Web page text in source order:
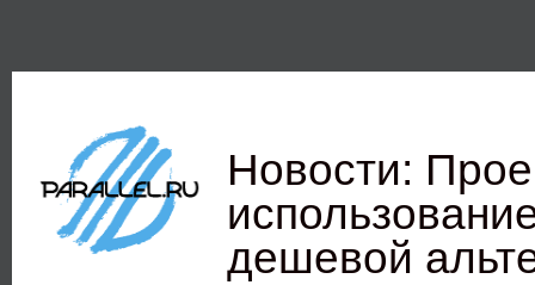
Информационно-
аналитический
центр по
параллельным
вычислениям
Новости:
дешевой